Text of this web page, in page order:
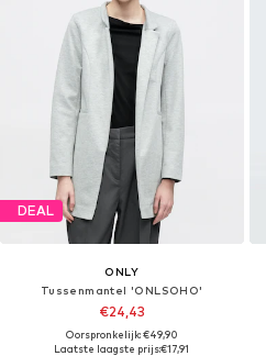
DEAL
ONLY
Tussenmantel 'ONLSOHO'
€24,43
Oorspronkelijk: €49,90
Laatste laagste prijs:€17,91